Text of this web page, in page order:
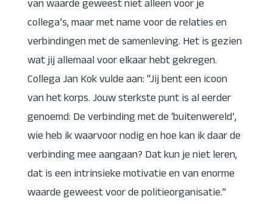
van waarde geweest niet alleen voor je
collega’s, maar met name voor de relaties en
verbindingen met de samenleving. Het is gezien
wat jij allemaal voor elkaar hebt gekregen.
Collega Jan Kok vulde aan: “Jij bent een icoon
van het korps. Jouw sterkste punt is al eerder
genoemd: De verbinding met de ‘buitenwereld’,
wie heb ik waarvoor nodig en hoe kan ik daar de
verbinding mee aangaan? Dat kun je niet leren,
dat is een intrinsieke motivatie en van enorme
waarde geweest voor de politieorganisatie.”